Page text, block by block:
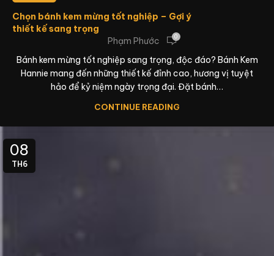
Chọn bánh kem mừng tốt nghiệp – Gợi ý
thiết kế sang trọng
Phạm Phước
0
Bánh kem mừng tốt nghiệp sang trọng, độc đáo? Bánh Kem
Hannie mang đến những thiết kế đỉnh cao, hương vị tuyệt
hảo để kỷ niệm ngày trọng đại. Đặt bánh…
CONTINUE READING
08
TH6